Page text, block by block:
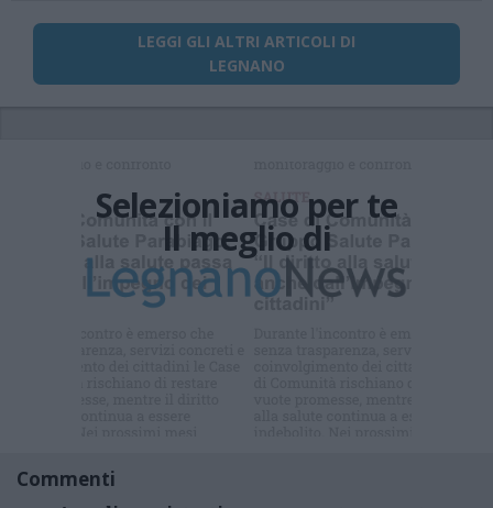
LEGGI GLI ALTRI ARTICOLI DI
LEGNANO
Selezioniamo per te
Il meglio di
Commenti